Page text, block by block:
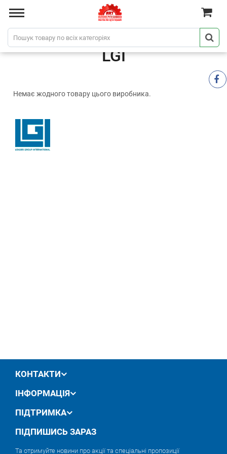
LGI
Немає жодного товару цього виробника.
КОНТАКТИ
ІНФОРМАЦІЯ
ПІДТРИМКА
ПІДПИШИСЬ ЗАРАЗ
Та отримуйте новини про акції та спеціальні пропозиції